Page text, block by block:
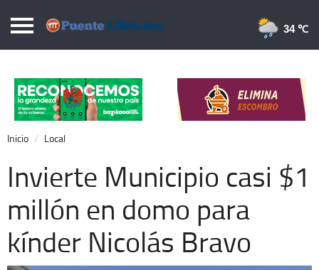
Puentelibre.mx
Local
Nacional
Opinión
Cronos
Economía
Espectáculos
34 ℃
Inicio Local
Invierte Municipio casi $1
millón en domo para
kínder Nicolás Bravo